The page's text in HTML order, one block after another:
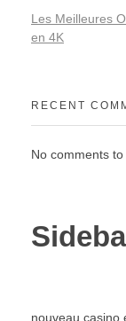
Les Meilleures
en 4K
RECENT
No comments to
nouveau casino